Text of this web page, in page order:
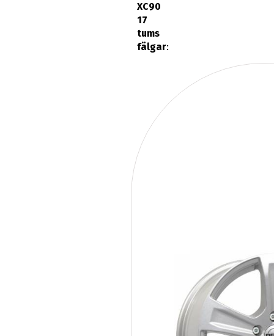
XC90
17
tums
fälgar: